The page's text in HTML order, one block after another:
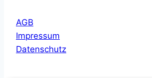
AGB
Impressum
Datenschutz